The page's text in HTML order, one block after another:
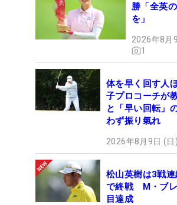
勝「全英
を」
2026年8月
1
体を早く回す人
子プロコーチが
と「早い回転」
わず振り氣れ
2026年8月9日 (
松山英樹は3戦
で終戦 M・ブ
目達成